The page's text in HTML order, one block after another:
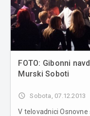
FOTO: Gibonni
Murski Soboti
access_time Sobota, 07.12.2013
V telovadnici Osnovne